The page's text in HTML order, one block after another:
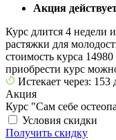
Акция
Курс длится 4 недели
растяжки для
стоимость курса
приобрести курс
Истекает через: 153
Акция
Курс "Сам себе
Условия скидки
Получить скидку